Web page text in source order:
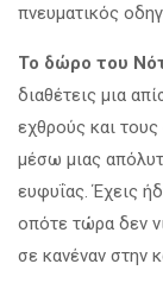
πνευματικός
Το δώρο του
διαθέτεις μια
εχθρούς και
μέσω μιας
ευφυΐας. Έχεις
οπότε τώρα δεν
σε κανέναν στην